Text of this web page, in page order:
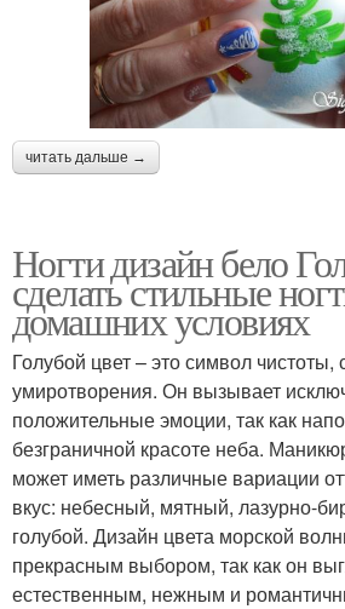
читать дальше →
Ногти дизайн бело
сделать стильные
домашних условиях
Голубой цвет – это символ чистоты,
умиротворения. Он вызывает
положительные эмоции, так как
безграничной красоте неба.
может иметь различные вариации
вкус: небесный, мятный, лазурно-
голубой. Дизайн цвета морской
прекрасным выбором, так как он
естественным, нежным и